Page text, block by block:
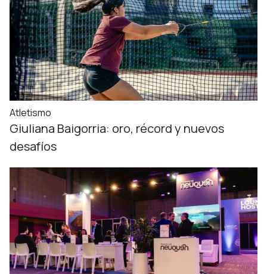
Atletismo
Giuliana Baigorria: oro, récord y nuevos
desafíos